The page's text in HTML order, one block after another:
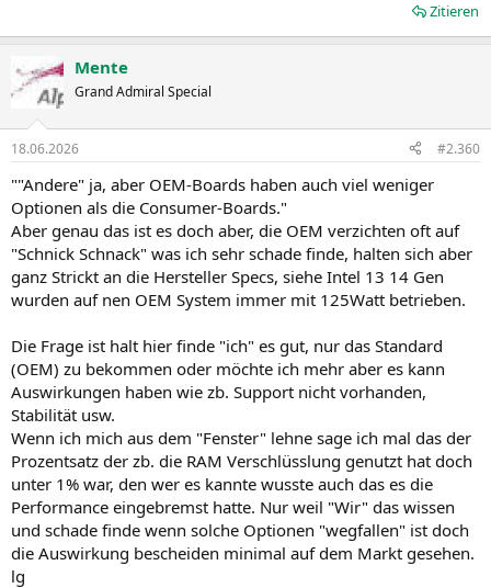
Zitieren
Mente
Grand Admiral Special
18.06.2026 #2.360
""Andere" ja, aber OEM-Boards haben auch viel weniger
Optionen als die Consumer-Boards."
Aber genau das ist es doch aber, die OEM verzichten oft auf
"Schnick Schnack" was ich sehr schade finde, halten sich aber
ganz Strickt an die Hersteller Specs, siehe Intel 13 14 Gen
wurden auf nen OEM System immer mit 125Watt betrieben.
Die Frage ist halt hier finde "ich" es gut, nur das Standard
(OEM) zu bekommen oder möchte ich mehr aber es kann
Auswirkungen haben wie zb. Support nicht vorhanden,
Stabilität usw.
Wenn ich mich aus dem "Fenster" lehne sage ich mal das der
Prozentsatz der zb. die RAM Verschlüsslung genutzt hat doch
unter 1% war, den wer es kannte wusste auch das es die
Performance eingebremst hatte. Nur weil "Wir" das wissen
und schade finde wenn solche Optionen "wegfallen" ist doch
die Auswirkung bescheiden minimal auf dem Markt gesehen.
lg